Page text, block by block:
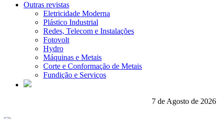
Outras revistas
Eletricidade Moderna
Plástico Industrial
Redes, Telecom e Instalações
Fotovolt
Hydro
Máquinas e Metais
Corte e Conformação de Metais
Fundição e Serviços
7 de Agosto de 2026